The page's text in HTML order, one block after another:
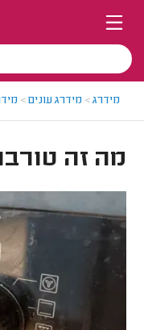
מידרג> מידרג עונים>
מה זה